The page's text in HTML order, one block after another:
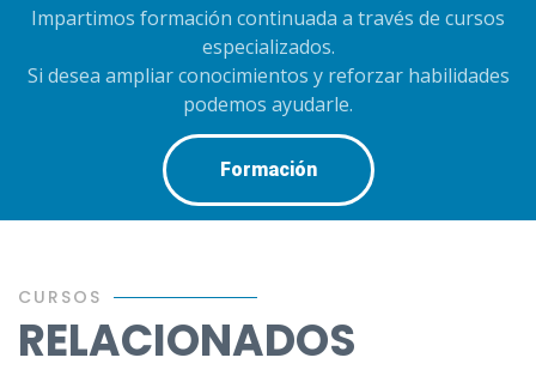
Impartimos formación continuada a través de cursos
especializados.
Si desea ampliar conocimientos y reforzar habilidades
podemos ayudarle.
Formación
CURSOS
RELACIONADOS